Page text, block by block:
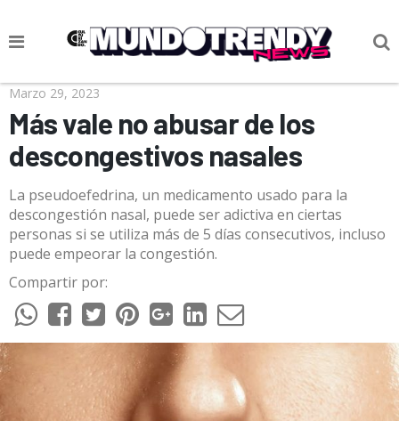
NOTICIAS
CULTURA POP
CIENCIA Y TECNOLOGÍA
VIDA
SOCIEDAD
CULTURIZANDO.COM
Marzo 29, 2023
Más vale no abusar de los
descongestivos nasales
La pseudoefedrina, un medicamento usado para la
descongestión nasal, puede ser adictiva en ciertas
personas si se utiliza más de 5 días consecutivos, incluso
puede empeorar la congestión.
Compartir por: